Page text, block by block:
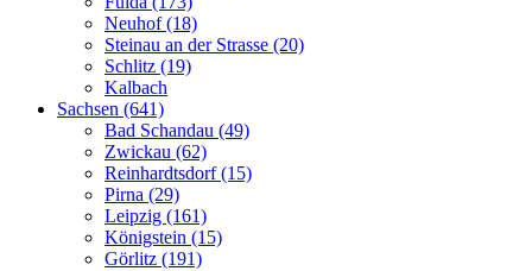
Neuhof (18)
Steinau an der Strasse (20)
Schlitz (19)
Kalbach
Sachsen (641)
Bad Schandau (49)
Zwickau (62)
Reinhardtsdorf (15)
Pirna (29)
Leipzig (161)
Königstein (15)
Görlitz (191)